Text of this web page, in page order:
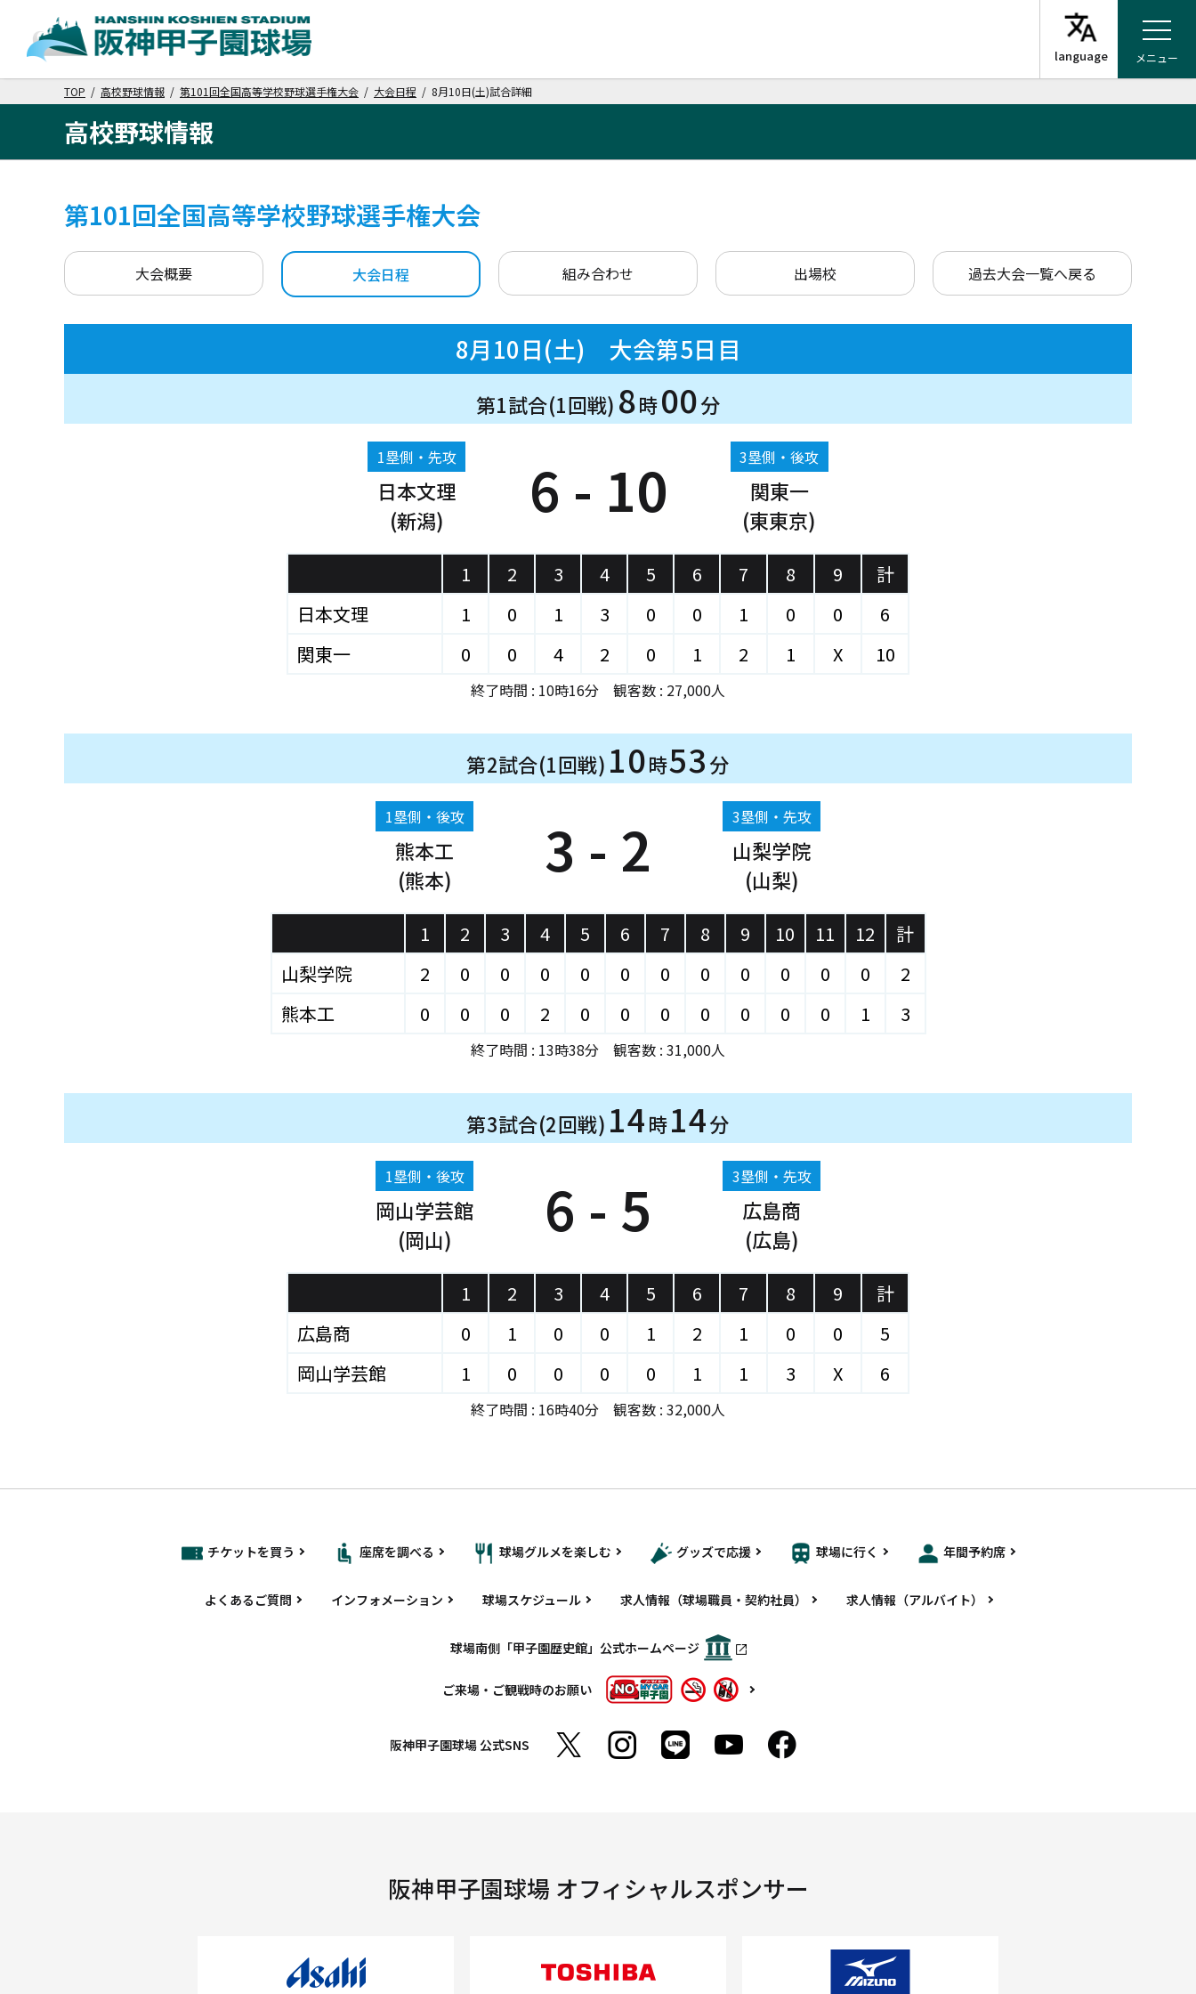
メニュー
TOP / 高校野球情報 / 第101回全国高等学校野球選手権大会 / 大会日程 / 8月10日(土)試合詳細
高校野球情報
第101回全国高等学校野球選手権大会
大会概要 大会日程 組み合わせ 出場校 過去大会一覧へ戻る
8月10日(土) 大会第5日目
第1試合(1回戦) 8時00分
1塁側・先攻
日本文理
(新潟)
6 - 10 3塁側・後攻
関東一
(東東京)
1 2 3 4 5 6 7 8 9
計
日本文理
1 0 1 3 0 0 1 0 0
6
関東一
0 0 4 2 0 1 2 1 X 10
終了時間 : 10時16分 観客数 : 27,000人
第2試合(1回戦) 10時53分
1塁側・後攻
熊本工
(熊本)
3 - 2 3塁側・先攻
山梨学院
(山梨)
1 2 3 4 5 6 7 8 9 10 11 12
計
山梨学院
2 0 0 0 0 0 0 0 0 0 0 0
2
熊本工
0 0 0 2 0 0 0 0 0 0 0 1 3
終了時間 : 13時38分 観客数 : 31,000人
第3試合(2回戦) 14時14分
1塁側・後攻
岡山学芸館
(岡山)
6 - 5 3塁側・先攻
広島商
(広島)
1 2 3 4 5 6 7 8 9
計
広島商
0 1 0 0 1 2 1 0 0
5
岡山学芸館
1 0 0 0 0 1 1 3 X 6
終了時間 : 16時40分 観客数 : 32,000人
チケットを買う 座席を調べる 球場グルメを楽しむ グッズで応援 球場に行く 年間予約席
よくあるご質問 インフォメーション 球場スケジュール 求人情報（球場職員・契約社員） 求人情報（アルバイト）
球場南側「甲子園歴史館」公式ホームページ
ご来場・ご観戦時のお願い
阪神甲子園球場公式SNS
阪神甲子園球場 オフィシャルスポンサー